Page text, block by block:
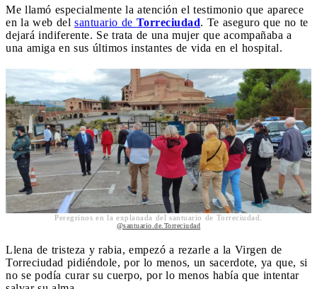
Me llamó especialmente la atención el testimonio que aparece
en la web del santuario de Torreciudad. Te aseguro que no te
dejará indiferente. Se trata de una mujer que acompañaba a
una amiga en sus últimos instantes de vida en el hospital.
Peregrinos en la explanada del santuario de Torreciudad.
@santuario.de.Torreciudad
Llena de tristeza y rabia, empezó a rezarle a la Virgen de
Torreciudad pidiéndole, por lo menos, un sacerdote, ya que, si
no se podía curar su cuerpo, por lo menos había que intentar